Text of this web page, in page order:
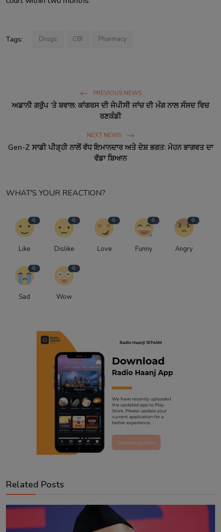
Tags: Drugs CBI Pharmacy
PREVIOUS NEWS
ਅਡਾਨੀ ਗਰੁੱਪ ’ਤੇ ਬਵਾਲ: ਕਾਂਗਰਸ ਦੀ ਜੇਪੀਸੀ ਜਾਂਚ ਦੀ ਮੰਗ ਨਾਲ ਸੰਸਦ ਵਿਚ
ਰਣਕੰਡੀ
NEXT NEWS
Gen-Z ਸਾਡੀ ਪੀੜ੍ਹੀ ਨਾਲੋਂ ਵੱਧ ਇਮਾਨਦਾਰ ਅਤੇ ਦੇਸ਼ ਭਗਤ: ਮੋਹਨ ਭਾਗਵਤ ਦਾ
ਵੱਡਾ ਬਿਆਨ
WHAT'S YOUR REACTION?
0
Like
0
Dislike
0
Love
0
Funny
0
Angry
0
Sad
0
Wow
Related Posts